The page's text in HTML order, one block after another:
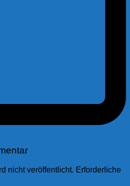
nicht veröffentlicht. Erforderliche